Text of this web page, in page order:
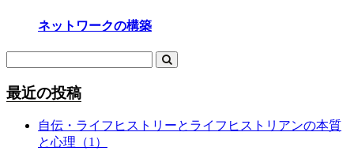
ネットワークの構築
最近の投稿
自伝・ライフヒストリーとライフヒストリアンの本質
と心理（1）